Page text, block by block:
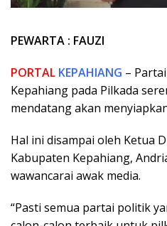
PEWARTA : FAUZI
PORTAL KEPAHIANG –
Kepahiang pada Pilkada
mendatang akan
Hal ini disampai oleh Ketua
Kabupaten Kepahiang,
wawancarai awak media.
“Pasti semua partai politik